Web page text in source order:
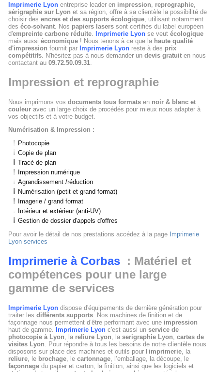
Imprimerie Lyon entreprise leader en impression, reprographie,
sérigraphie sur Lyon et sa région, offre à sa clientèle la possibilité de
choisir desencres et des supports écologique, utilisant notamment
deséco-solvant. Nos papiers lasers sont certifiés du label européen
d'empreinte carbone réduite. Imprimerie Lyon se veutécologique
mais aussiéconomique ! Nous tenons à ce que la haute qualité
d'impression fournit par Imprimerie Lyon reste à des prix
compétitifs. N'hésitez pas à nous demander undevis gratuit en nous
contactant au09.72.50.09.31.
Impression et reprographie
Nous imprimons vosdocuments tous formats en noir & blanc et
couleur avec un large choix de procédés pour mieux nous adapter à
vos objectifs et à votre budget.
Numérisation & Impression :
Photocopie
Copie de plan
Tracé de plan
Impression numérique
Agrandissement /réduction
Numérisation (petit et grand format)
Imagerie / grand format
Intérieur et extérieur (anti-UV)
Gestion de dossier d'appels d'offres
Pour avoir le détail de nos prestations accédez à la page Imprimerie
Lyon services
Imprimerie à Corbas : Matériel et
compétences pour une large
gamme de services
Imprimerie Lyon dispose d'équipements de dernière génération pour
traiter lesdifférents supports. Nos machines de finition et de
façonnage nous permettent d’être performant avec une impression
haut de gamme. Imprimerie Lyon c'est aussi unservice de
photocopie à Lyon, la reliure Lyon, laserigraphie Lyon,cartes de
visites Lyon. Pour répondre à tous les besoins de notre clientèle nous
disposons sur place des machines et outils pour l’imprimerie, la
reliure, le brochage, lecartonnage, l’emballage, la découpe, le
façonnage du papier et carton, la finition, ainsi que les logiciels et